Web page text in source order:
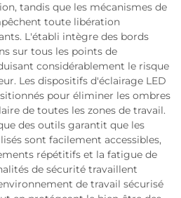
tandis que les mécanismes de
toute libération
L'établi intègre des bords
sur tous les points de
considérablement le risque
Les dispositifs d'éclairage LED
pour éliminer les ombres
de toutes les zones de travail.
des outils garantit que les
sont facilement accessibles,
répétitifs et la fatigue de
de sécurité travaillent
de travail sécurisé